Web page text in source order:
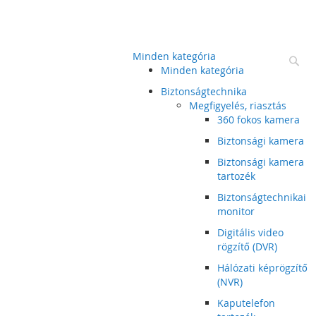
Minden kategória
Minden kategória
Biztonságtechnika
Megfigyelés, riasztás
360 fokos kamera
Biztonsági kamera
Biztonsági kamera
tartozék
Biztonságtechnikai
monitor
Digitális video
rögzítő (DVR)
Hálózati képrögzítő
(NVR)
Kaputelefon